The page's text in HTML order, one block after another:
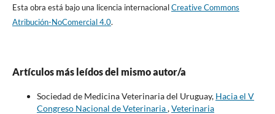
Esta obra está bajo una licencia internacionalCreative Commons
Atribución-NoComercial 4.0.
Artículos más leídos del mismo autor/a
Sociedad de Medicina Veterinaria del Uruguay, Hacia el V
Congreso Nacional de Veterinaria,Veterinaria